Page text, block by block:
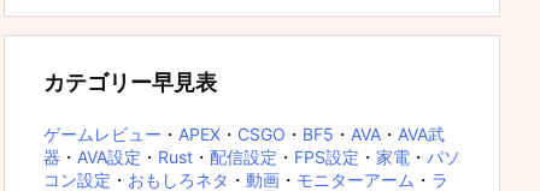
カテゴリー早見表
ゲームレビュー ・ APEX ・ CSGO ・ BF5 ・ AVA ・ AVA武
器 ・ AVA設定 ・ Rust ・ 配信設定 ・ FPS設定 ・ 家電 ・ パソ
コン設定 ・ おもしろネタ ・ 動画 ・ モニターアーム ・ ラ